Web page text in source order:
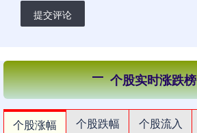
提交评论
个股实时涨跌榜
个股涨幅 个股跌幅 个股流入